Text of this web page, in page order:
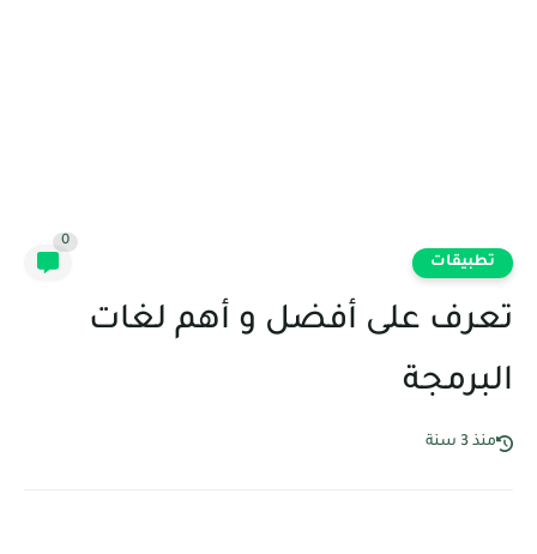
تطبيقات
0
تعرف على أفضل و أهم لغات
البرمجة
منذ 3 سنة